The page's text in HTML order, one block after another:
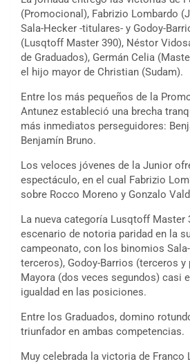
(Promocional), Fabrizio Lombardo
Sala-Hecker -titulares- y Godoy-
(Lusqtoff Master 390), Néstor
de Graduados), Germán Celia
el hijo mayor de Christian (Sudam).
Entre los más pequeños de la
Antunez estableció una brecha
más inmediatos perseguidores:
Benjamín Bruno.
Los veloces jóvenes de la Junior
espectáculo, en el cual Fabrizio
sobre Rocco Moreno y Gonzalo
La nueva categoría Lusqtoff Master
escenario de notoria paridad en la
campeonato, con los binomios
terceros), Godoy-Barrios (terceros
Mayora (dos veces segundos) casi
igualdad en las posiciones.
Entre los Graduados, domino
triunfador en ambas competencias.
Muy celebrada la victoria de Franco